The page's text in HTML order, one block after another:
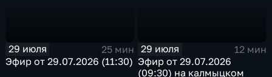
29 июля
25 мин
Эфир от 29.07.2026 (11:30)
29 июля
12 мин
Эфир от 29.07.2026
(09:30) на калмыцком